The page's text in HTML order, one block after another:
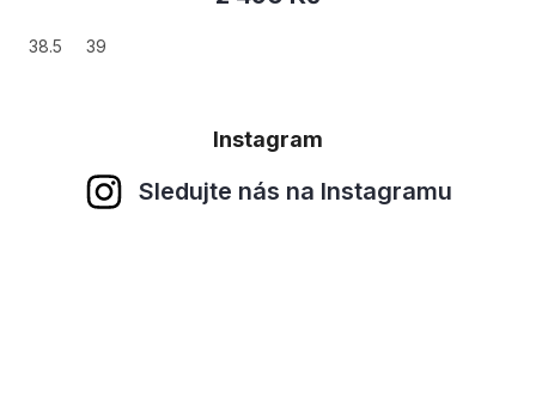
Instagram
Sledujte nás na Instagramu